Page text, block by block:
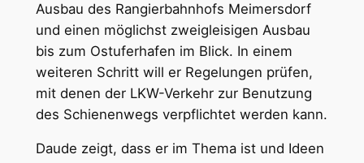
Ausbau des Rangierbahnhofs Meimersdorf
und einen möglichst zweigleisigen Ausbau
bis zum Ostuferhafen im Blick. In einem
weiteren Schritt will er Regelungen prüfen,
mit denen der LKW-Verkehr zur Benutzung
des Schienenwegs verpflichtet werden kann.
Daude zeigt, dass er im Thema ist und Ideen